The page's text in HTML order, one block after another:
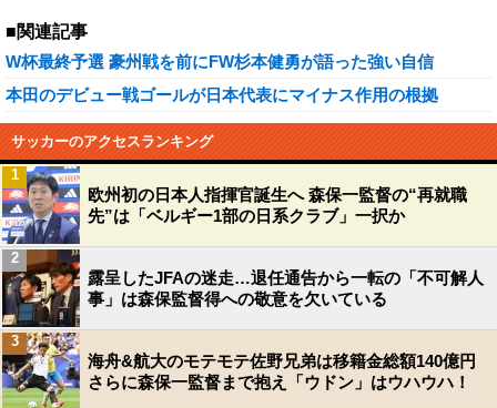
■関連記事
W杯最終予選 豪州戦を前にFW杉本健勇が語った強い自信
本田のデビュー戦ゴールが日本代表にマイナス作用の根拠
サッカーのアクセスランキング
欧州初の日本人指揮官誕生へ 森保一監督の“再就職
先”は「ベルギー1部の日系クラブ」一択か
1
露呈したJFAの迷走…退任通告から一転の「不可解人
事」は森保監督得への敬意を欠いている
2
海舟&航大のモテモテ佐野兄弟は移籍金総額140億円
さらに森保一監督まで抱え「ウドン」はウハウハ！
3